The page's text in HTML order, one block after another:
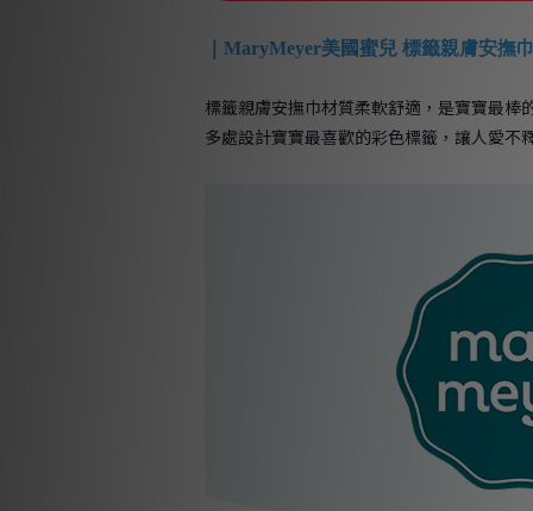
MaryMeyer美國蜜兒 標籤親膚安撫
標籤親膚安撫巾材質柔軟舒適，是寶寶最棒
多處設計寶寶最喜歡的彩色標籤，讓人愛不